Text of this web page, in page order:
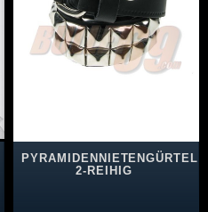
PYRAMIDENNIETENGÜRTEL
2-REIHIG